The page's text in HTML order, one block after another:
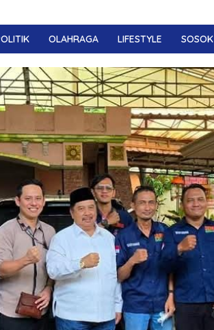
OLAHRAGA LIFESTYLE SOSOK